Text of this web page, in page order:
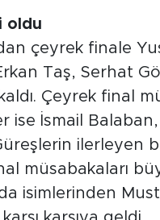
oldu
çeyrek finale
Taş, Serhat
Çeyrek final
ise İsmail
ilerleyen
müsabakaları
isimlerinden